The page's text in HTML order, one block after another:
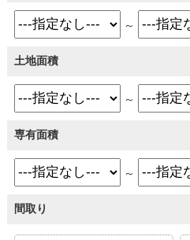
～
土地面積
～
専有面積
～
間取り